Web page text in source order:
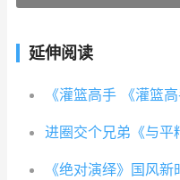
延伸阅读
《灌篮高手 《灌篮
《绝对演绎》国风